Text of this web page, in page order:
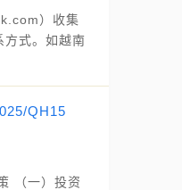
）收集
方式。如越南
QH15
（一）投资